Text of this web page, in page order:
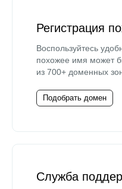
Регистрация
Воспользуйтесь
похожее имя может
из 700+ доменных
Подобрать домен
Служба